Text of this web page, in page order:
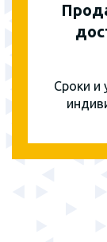
Сроки и